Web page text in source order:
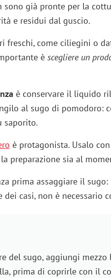
già pronte per la
e residui dal guscio.
freschi, come ciliegini o
è scegliere un
è conservare il liquido
al sugo di pomodoro:
saporito.
è protagonista. Usalo
preparazione sia al
prima assaggiare il
casi, non è necessario
del sugo, aggiungi
prima di coprirle con il